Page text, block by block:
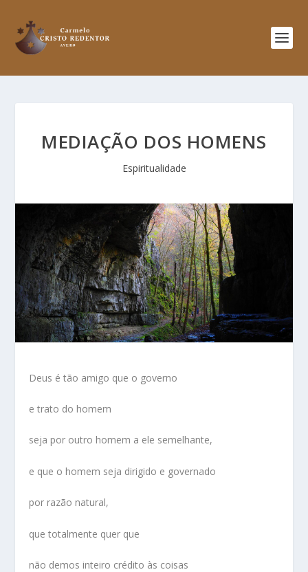
MEDIAÇÃO DOS HOMENS
Espiritualidade
Deus é tão amigo que o governo
e trato do homem
seja por outro homem a ele semelhante,
e que o homem seja dirigido e governado
por razão natural,
que totalmente quer que
não demos inteiro crédito às coisas